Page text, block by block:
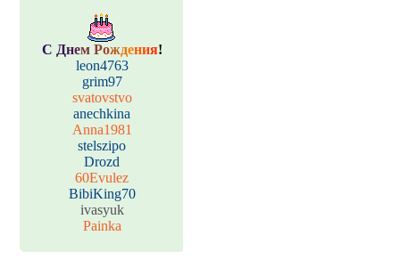
С Днем Рождения!
leon4763
grim97
svatovstvo
anechkina
Anna1981
stelszipo
Drozd
60Evulez
BibiKing70
ivasyuk
Painka